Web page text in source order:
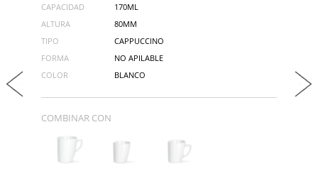
CAPACIDAD
170ML
ALTURA
80MM
TIPO
CAPPUCCINO
FORMA
NO APILABLE
COLOR
BLANCO
COMBINAR CON